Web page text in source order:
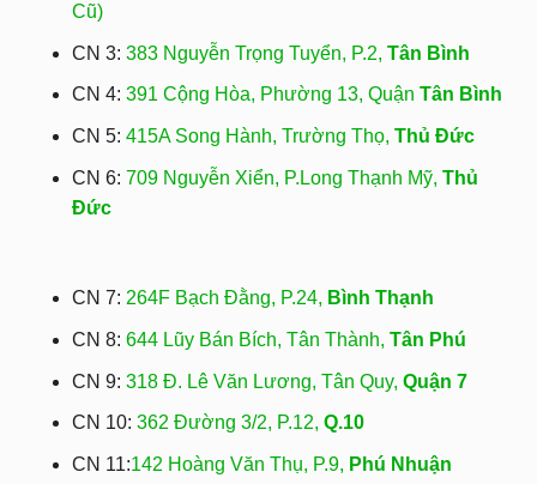
Cũ)
CN 3: 383 Nguyễn Trọng Tuyển, P.2, Tân Bình
CN 4: 391 Cộng Hòa, Phường 13, Quận Tân Bình
CN 5: 415A Song Hành, Trường Thọ, Thủ Đức
CN 6: 709 Nguyễn Xiển, P.Long Thạnh Mỹ, Thủ
Đức
CN 7: 264F Bạch Đằng, P.24, Bình Thạnh
CN 8: 644 Lũy Bán Bích, Tân Thành, Tân Phú
CN 9: 318 Đ. Lê Văn Lương, Tân Quy, Quận 7
CN 10: 362 Đường 3/2, P.12, Q.10
CN 11:142 Hoàng Văn Thụ, P.9, Phú Nhuận